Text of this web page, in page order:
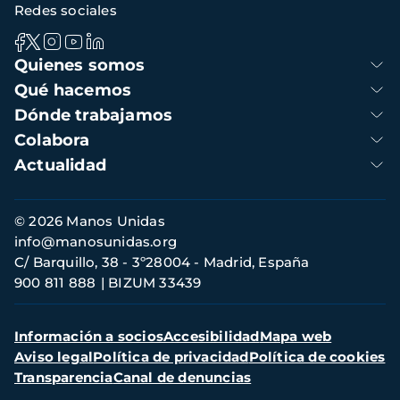
Navegación
principal
Quienes somos
Qué hacemos
Dónde trabajamos
Colabora
Actualidad
Redes sociales
Información
de
contacto
© 2026 Manos Unidas
C/ Barquillo, 38 - 3º28004 - Madrid, España
900 811 888
BIZUM 33439
info@manosunidas.org
Menú
secundario
Información a sociosAccesibilidadMapa web
Aviso legalPolítica de privacidadPolítica de cookies
TransparenciaCanal de denuncias